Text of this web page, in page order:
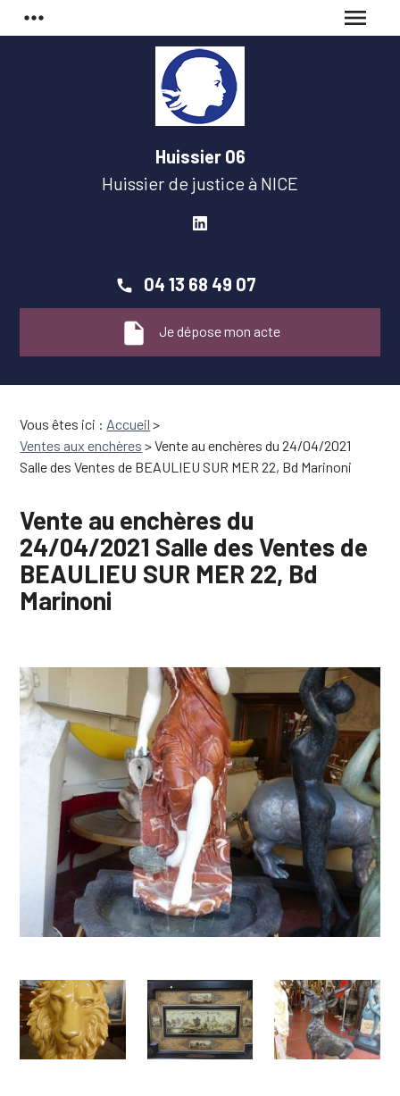
more_horiz menu
Huissier 06
Huissier de justice à NICE
04 13 68 49 07
insert_drive_file Je dépose mon acte
Vous êtes ici : Accueil >
Ventes aux enchères >Vente au enchères du 24/04/2021
Salle des Ventes de BEAULIEU SUR MER 22, Bd Marinoni
Vente au enchères du
24/04/2021 Salle des Ventes de
BEAULIEU SUR MER 22, Bd
Marinoni